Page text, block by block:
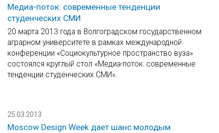
Медиа-поток: современные тенденции
студенческих СМИ
20 марта 2013 года в Волгоградском государственном
аграрном университете в рамках международной
конференции «Социокультурное пространство вуза»
состоялся круглый стол «Медиа-поток: современные
тенденции студенческих СМИ».
25.03.2013
Moscow Design Week дает шанс молодым